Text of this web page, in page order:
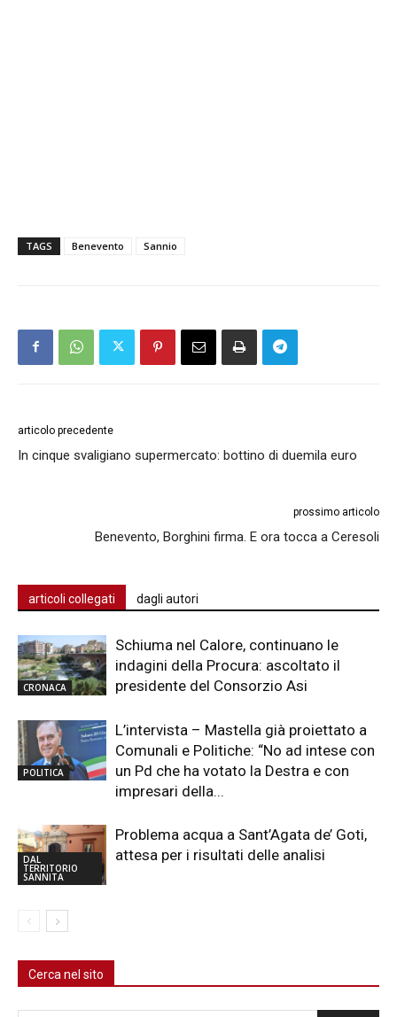
TAGS Benevento Sannio
articolo precedente
In cinque svaligiano supermercato: bottino di duemila euro
prossimo articolo
Benevento, Borghini firma. E ora tocca a Ceresoli
articoli collegati dagli autori
CRONACA
Schiuma nel Calore, continuano le
indagini della Procura: ascoltato il
presidente del Consorzio Asi
POLITICA
L’intervista – Mastella già proiettato a
Comunali e Politiche: “No ad intese con
un Pd che ha votato la Destra e con
impresari della...
DAL
TERRITORIO
SANNITA
Problema acqua a Sant’Agata de’ Goti,
attesa per i risultati delle analisi
Cerca nel sito